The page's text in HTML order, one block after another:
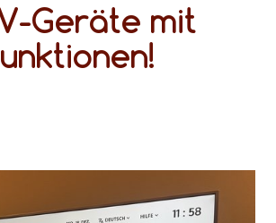
Geräte mit